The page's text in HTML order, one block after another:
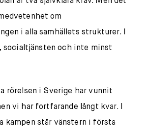
om
i alla samhällets strukturer. I
socialtjänsten och inte minst
rörelsen i Sverige har vunnit
vi har fortfarande långt kvar. I
kampen står vänstern i första